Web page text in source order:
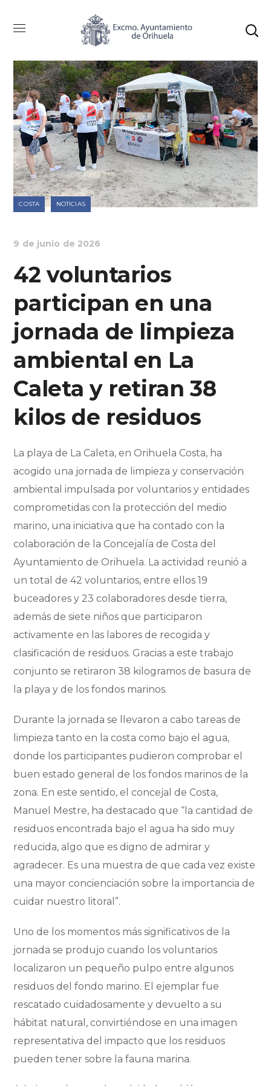
COSTA NOTICIAS
9 de junio de 2026
42 voluntarios
participan en una
jornada de limpieza
ambiental en La
Caleta y retiran 38
kilos de residuos
La playa de La Caleta, en Orihuela Costa, ha
acogido una jornada de limpieza y conservación
ambiental impulsada por voluntarios y entidades
comprometidas con la protección del medio
marino, una iniciativa que ha contado con la
colaboración de la Concejalía de Costa del
Ayuntamiento de Orihuela. La actividad reunió a
un total de 42 voluntarios, entre ellos 19
buceadores y 23 colaboradores desde tierra,
además de siete niños que participaron
activamente en las labores de recogida y
clasificación de residuos. Gracias a este trabajo
conjunto se retiraron 38 kilogramos de basura de
la playa y de los fondos marinos.
Durante la jornada se llevaron a cabo tareas de
limpieza tanto en la costa como bajo el agua,
donde los participantes pudieron comprobar el
buen estado general de los fondos marinos de la
zona. En este sentido, el concejal de Costa,
Manuel Mestre, ha destacado que “la cantidad de
residuos encontrada bajo el agua ha sido muy
reducida, algo que es digno de admirar y
agradecer. Es una muestra de que cada vez existe
una mayor concienciación sobre la importancia de
cuidar nuestro litoral”.
Uno de los momentos más significativos de la
jornada se produjo cuando los voluntarios
localizaron un pequeño pulpo entre algunos
residuos del fondo marino. El ejemplar fue
rescatado cuidadosamente y devuelto a su
hábitat natural, convirtiéndose en una imagen
representativa del impacto que los residuos
pueden tener sobre la fauna marina.